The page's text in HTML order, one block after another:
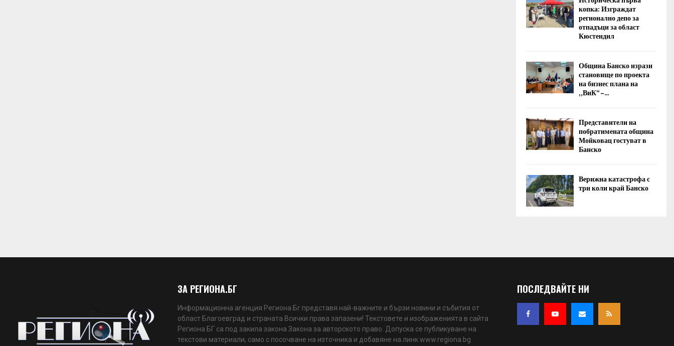
копка: Изграждат
регионално депо за
отпадъци за област
Кюстендил
Община Банско изрази
становище по проекта
на бизнес плана на
„ВиК“ –...
Представители на
побратимената община
Мойковац гостуват в
Банско
Верижна катастрофа с
три коли край Банско
ЗА РЕГИОНА.БГ
Информационна агенция Региона Бг представя най-важните и бързи новини и събития от
област Благоевград и страната Всички права запазени! Текстовете и изображенията в сайта
Региона БГ са под закила закона Закона за авторското право. Допуска се публикуване на
текстови материали, само с посочване на източника и добавяне на линк www.regiona.bg
ПОСЛЕДВАЙТЕ НИ